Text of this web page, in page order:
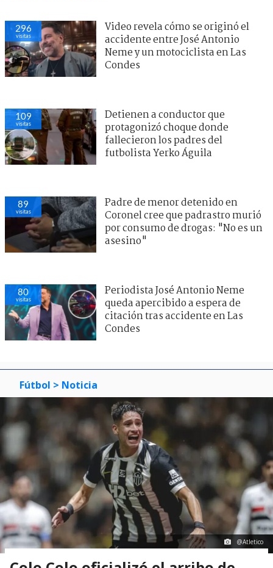
296
visitas
Video revela cómo se originó el
accidente entre José Antonio
Neme y un motociclista en Las
Condes
109
visitas
Detienen a conductor que
protagonizó choque donde
fallecieron los padres del
futbolista Yerko Águila
89
visitas
Padre de menor detenido en
Coronel cree que padrastro murió
por consumo de drogas: "No es un
asesino"
80
visitas
Periodista José Antonio Neme
queda apercibido a espera de
citación tras accidente en Las
Condes
Fútbol > Noticia
@Atletico